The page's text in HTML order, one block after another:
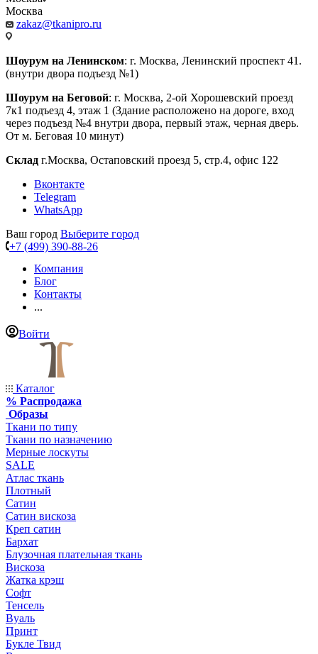
Москва
zakaz@tkanipro.ru
Шоурум на Ленинском: г. Москва, Ленинский проспект 41.
(внутри двора подъезд №1)
Шоурум на Беговой: г. Москва, 2-ой Хорошевский проезд
7к1 подъезд 4, этаж 1 (Здание расположено на дороге, вход
через подъезд №4 внутри двора, первый этаж, черная дверь.
От м. Беговая 10 минут)
Склад г.Москва, Остаповский проезд 5, стр.4, офис 122
Вконтакте
Telegram
WhatsApp
Ваш город Выберите город
+7 (499) 390-88-26
Компания
Блог
Контакты
...
Войти
Каталог
% Распродажа
Образы
Ткани по типу
Ткани по назначению
Мерные лоскуты
SALE
Атлас ткань
Плотный
Сатин
Сатин вискоза
Креп сатин
Бархат
Блузочная плательная ткань
Вискоза
Жатка крэш
Софт
Тенсель
Вуаль
Принт
Букле Твид